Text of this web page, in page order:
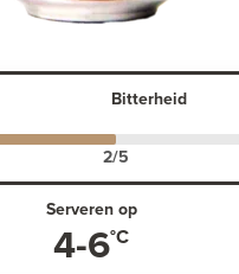
Bitterheid
Serveren op
4-6